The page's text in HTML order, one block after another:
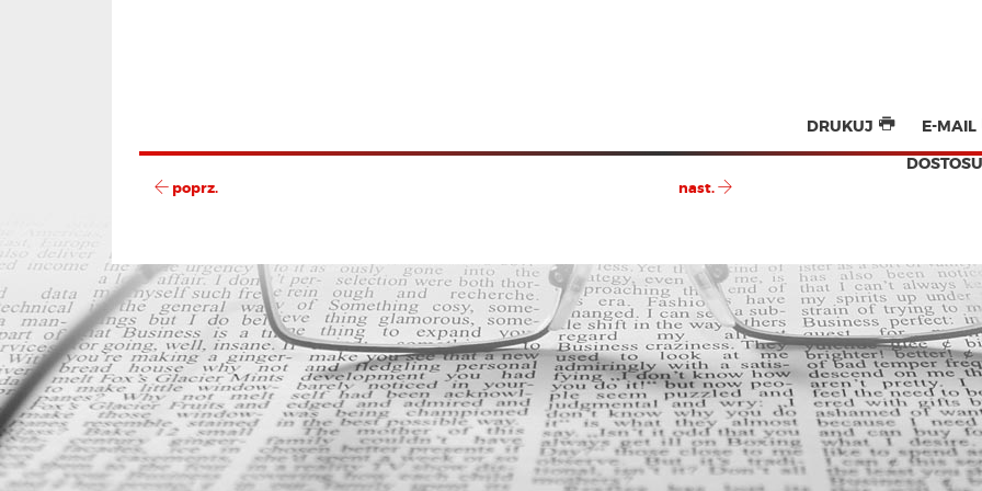
E-MAIL
DRUKUJ
poprz. nast.